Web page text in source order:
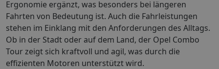
Ergonomie ergänzt, was besonders bei längeren
Fahrten von Bedeutung ist. Auch die Fahrleistungen
stehen im Einklang mit den Anforderungen des Alltags.
Ob in der Stadt oder auf dem Land, der Opel Combo
Tour zeigt sich kraftvoll und agil, was durch die
effizienten Motoren unterstützt wird.